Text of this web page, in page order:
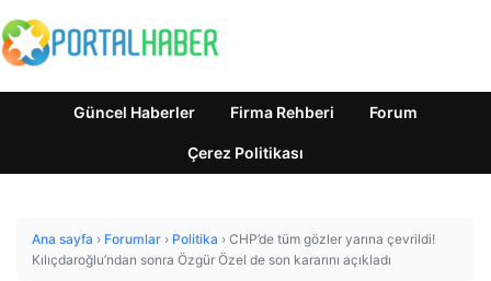
Güncel Haberler Firma Rehberi Forum
Çerez Politikası
Ana sayfa › Forumlar › Politika › CHP’de tüm gözler yarına çevrildi!
Kılıçdaroğlu’ndan sonra Özgür Özel de son kararını açıkladı